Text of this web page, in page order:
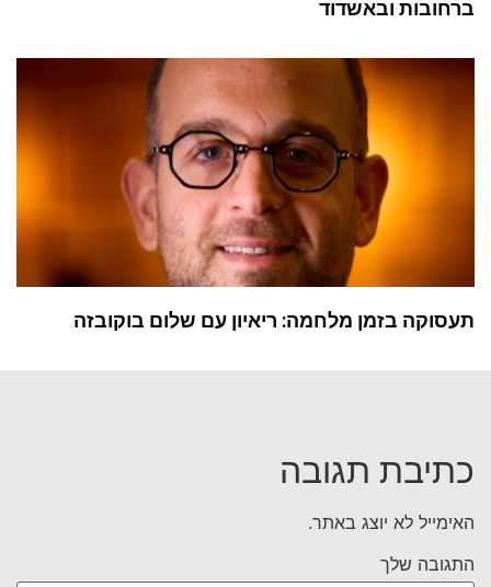
ברחובות ובאשדוד
תעסוקה בזמן מלחמה: ריאיון עם שלום בוקובזה
כתיבת תגובה
האימייל לא יוצג באתר.
התגובה שלך